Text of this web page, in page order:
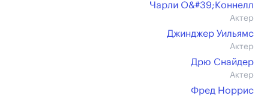
Чарли О&#39;Коннелл
Актер
Джинджер Уильямс
Актер
Дрю Снайдер
Актер
Фред Норрис